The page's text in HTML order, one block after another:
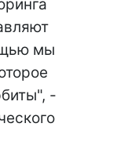
мы
-